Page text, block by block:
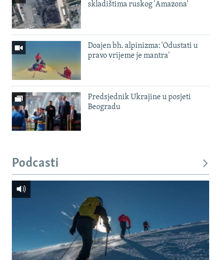
skladištima ruskog 'Amazona'
Doajen bh. alpinizma: 'Odustati u
pravo vrijeme je mantra'
Predsjednik Ukrajine u posjeti
Beogradu
Podcasti